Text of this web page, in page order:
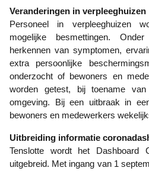
Veranderingen in verpleeghuizen
Personeel in verpleeghuizen
mogelijke besmettingen.
herkennen van symptomen,
extra persoonlijke
onderzocht of bewoners en
worden getest, bij toename
omgeving. Bij een uitbraak in
bewoners en medewerkers
Uitbreiding informatie
Tenslotte wordt het Dashboard
uitgebreid. Met ingang van 1